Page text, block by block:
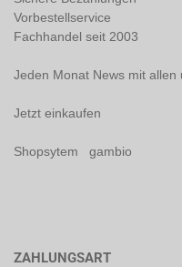
Vorbestellservice
Fachhandel seit 2003
Jeden Monat News mit allen
Jetzt einkaufen
Shopsytem gambio
ZAHLUNGSART